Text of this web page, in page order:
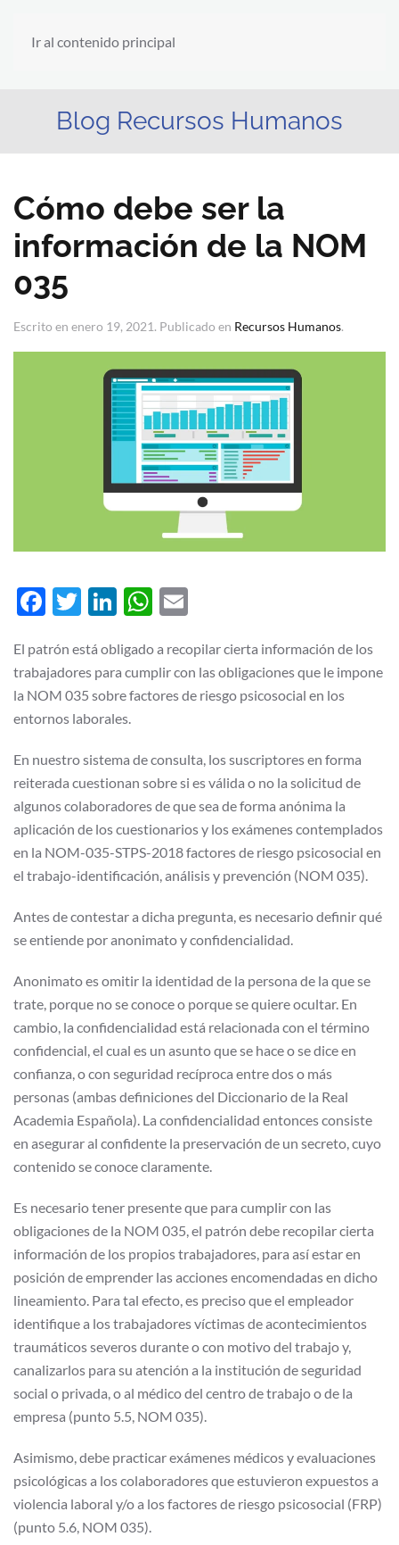
Ir al contenido principal
Blog Recursos Humanos
Cómo debe ser la
información de la NOM
035
Escrito en enero 19, 2021. Publicado en Recursos Humanos.
Facebook
Twitter
LinkedIn
WhatsApp
El patrón está obligado a recopilar cierta información de los
trabajadores para cumplir con las obligaciones que le impone
la NOM 035 sobre factores de riesgo psicosocial en los
entornos laborales.
En nuestro sistema de consulta, los suscriptores en forma
reiterada cuestionan sobre si es válida o no la solicitud de
algunos colaboradores de que sea de forma anónima la
aplicación de los cuestionarios y los exámenes contemplados
en la NOM-035-STPS-2018 factores de riesgo psicosocial en
el trabajo-identificación, análisis y prevención (NOM 035).
Antes de contestar a dicha pregunta, es necesario definir qué
se entiende por anonimato y confidencialidad.
Anonimato es omitir la identidad de la persona de la que se
trate, porque no se conoce o porque se quiere ocultar. En
cambio, la confidencialidad está relacionada con el término
confidencial, el cual es un asunto que se hace o se dice en
confianza, o con seguridad recíproca entre dos o más
personas (ambas definiciones del Diccionario de la Real
Academia Española). La confidencialidad entonces consiste
en asegurar al confidente la preservación de un secreto, cuyo
contenido se conoce claramente.
Es necesario tener presente que para cumplir con las
obligaciones de la NOM 035, el patrón debe recopilar cierta
información de los propios trabajadores, para así estar en
posición de emprender las acciones encomendadas en dicho
lineamiento. Para tal efecto, es preciso que el empleador
identifique a los trabajadores víctimas de acontecimientos
traumáticos severos durante o con motivo del trabajo y,
canalizarlos para su atención a la institución de seguridad
social o privada, o al médico del centro de trabajo o de la
empresa (punto 5.5, NOM 035).
Asimismo, debe practicar exámenes médicos y evaluaciones
psicológicas a los colaboradores que estuvieron expuestos a
violencia laboral y/o a los factores de riesgo psicosocial (FRP)
(punto 5.6, NOM 035).